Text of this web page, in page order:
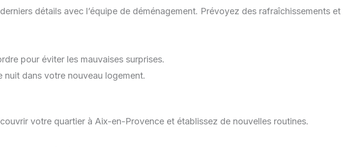
détails avec l’équipe de déménagement. Prévoyez des rafraîchissements et
pour éviter les mauvaises surprises.
nuit dans votre nouveau logement.
votre quartier à Aix-en-Provence et établissez de nouvelles routines.